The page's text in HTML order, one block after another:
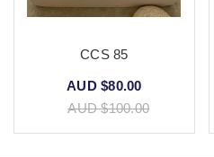
CCS 85
AUD $80.00
AUD $100.00